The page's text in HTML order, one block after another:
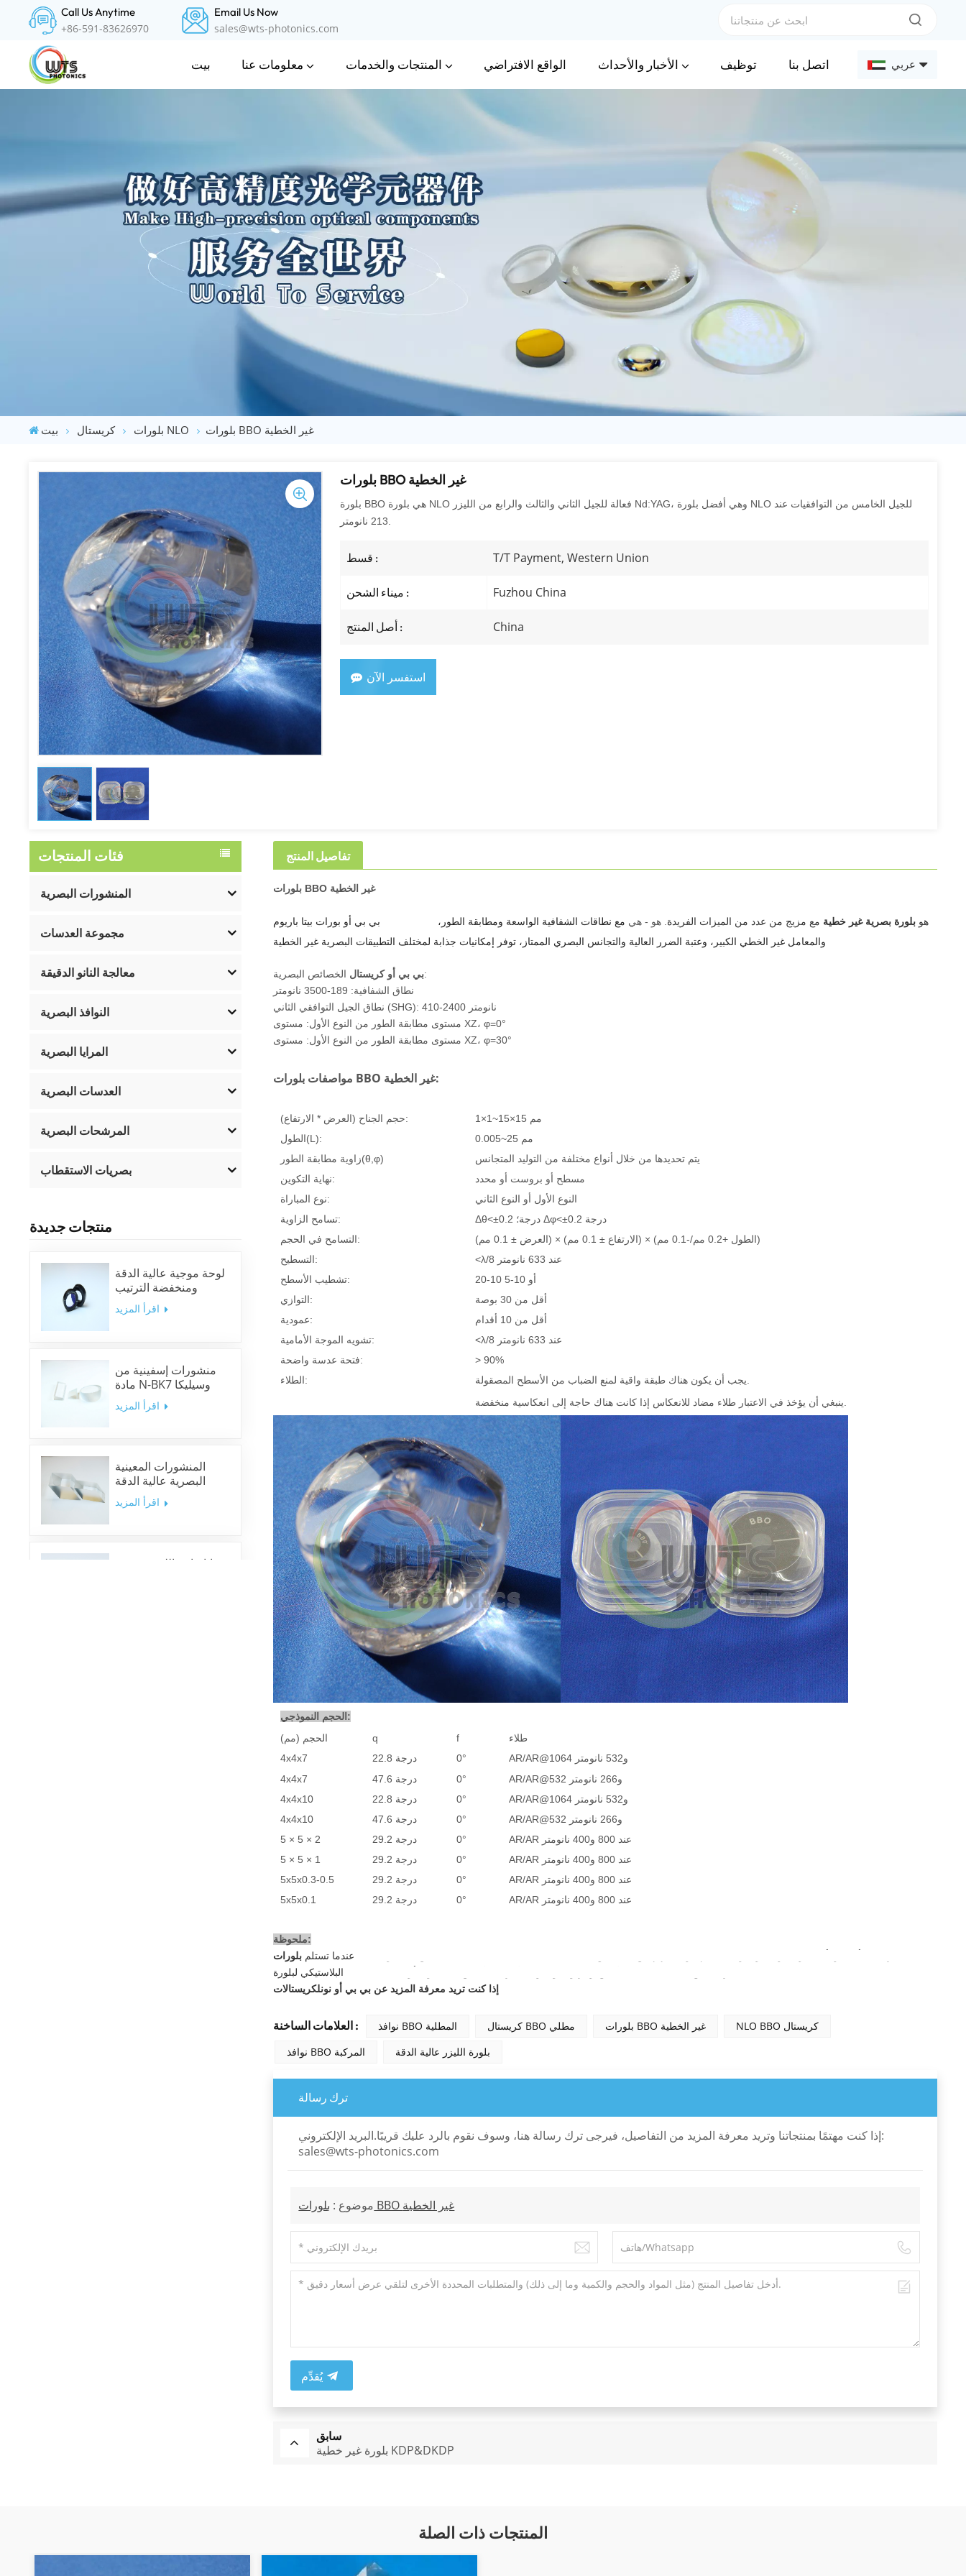
Call Us Anytime
+86-591-83626970
Email Us Now
sales@wts-photonics.com
بيت معلومات عنا المنتجات والخدمات الواقع الافتراضي الأخبار والأحداث توظيف اتصل بنا عربي
中文
بيت كريستال بلورات NLO بلورات BBO غير الخطية
بلورات BBO غير الخطية
بلورة BBO هي بلورة NLO فعالة للجيل الثاني والثالث والرابع من الليزر Nd:YAG، وهي أفضل بلورة NLO للجيل الخامس من التوافقيات عند
قسط : T/T Payment, Western Union
ميناء الشحن : Fuzhou China
أصل المنتج : China
استفسر الآن
فئات المنتجات
المنشورات البصرية
مجموعة العدسات
معالجة النانو الدقيقة
النوافذ البصرية
المرايا البصرية
العدسات البصرية
المرشحات البصرية
بصريات الاستقطاب
منتجات جديدة
لوحة موجية عالية الدقة
ومنخفضة الترتيب
منشورات إسفينية من
مادة N-BK7 وسيليكا
منصهرة ونوافذ إسفينية
المنشورات المعينية
البصرية عالية الدقة
مرايا ثنائية اللون متعددة
تفاصيل المنتج
بلورات BBO غير الخطية
بي بي أو هوبلورة بصرية غير خطية مع مزيج من عدد من الميزات الفريدة . هو - هي مع نطاقات الشفافية الواسعة ومطابقة الطور،
بي بي أو كريستالالخصائص البصرية:
نطاق الشفافية: 189-3500 نانومتر
نطاق الجيل التوافقي الثاني (SHG): 410-2400 نانومتر
مستوى مطابقة الطور من النوع الأول: مستوى XZ، φ=0°
مستوى مطابقة الطور من النوع الأول: مستوى XZ، φ=30°
مواصفات بلورات BBO غير الخطية:
حجم الجناح (العرض * الارتفاع):
1×1~15×15 مم
الطول(L):
0.005~25 مم
زاوية مطابقة الطور(θ,φ)
يتم تحديدها من خلال أنواع مختلفة من التوليد المتجانس
نهاية التكوين:
مسطح أو بروست أو محدد
نوع المباراة:
النوع الأول أو النوع الثاني
تسامح الزاوية:
Δθ<±0.2 درجة؛ Δφ<±0.2 درجة
التسامح في الحجم:
(العرض ± 0.1 مم) × (الارتفاع ± 0.1 مم) × (الطول +0.2 مم/-0.1 مم)
التسطيح:
<λ/8 عند 633 نانومتر
تشطيب الأسطح:
20-10 أو 10-5
التوازي:
أقل من 30 بوصة
عمودية:
أقل من 10 أقدام
تشويه الموجة الأمامية:
<λ/8 عند 633 نانومتر
فتحة عدسة واضحة:
> 90%
الطلاء:
الحجم النموذجي:
الحجم (مم)
q f
طلاء
4x4x7
22.8 درجة 0°
AR/AR@1064 و532 نانومتر
4x4x7
47.6 درجة 0°
AR/AR@532 و266 نانومتر
4x4x10
22.8 درجة 0°
AR/AR@1064 و532 نانومتر
4x4x10
47.6 درجة 0°
AR/AR@532 و266 نانومتر
5 × 5 × 2
29.2 درجة 0°
AR/AR عند 800 و400 نانومتر
5 × 5 × 1
29.2 درجة 0°
AR/AR عند 800 و400 نانومتر
5x5x0.3-0.5
29.2 درجة 0°
AR/AR عند 800 و400 نانومتر
5x5x0.1
29.2 درجة 0° AR/AR عند 800 و400 نانومتر
ملحوظة:
عندما تستلم
إذا كنت تريد معرفة المزيد عن بي بي أو نونل
العلامات الساخنة : نوافذ BBO المطلية كريستال BBO مطلي بلورات BBO غير الخطية
NLO BBO كريستال
نوافذ BBO المركبة
بلورة الليزر عالية الدقة
ترك رسالة
إذا كنت مهتمًا بمنتجاتنا وتريد معرفة المزيد من التفاصيل، فيرجى ترك رسالة هنا، وسوف نقوم بالرد عليك قريبًا.البريد الإلكتروني:
sales@wts-photonics.com
موضوع : بلورات BBO غير الخطية
يُقدِّم
سابق
بلورة غير خطية KDP&DKDP
المنتجات ذات الصلة